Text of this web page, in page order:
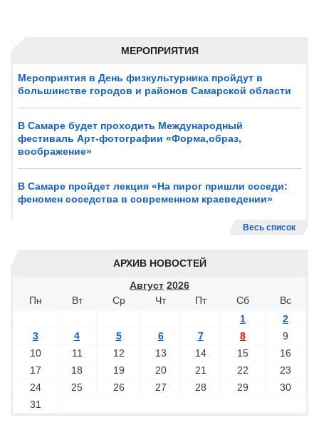
МЕРОПРИЯТИЯ
Мероприятия в День физкультурника пройдут в
большинстве городов и районов Самарской области
В Самаре будет проходить Международный
фестиваль Арт-фотографии «Форма,образ,
воображение»
В Самаре пройдет лекция «На пирог пришли соседи:
феномен соседства в современном краеведении»
Весь список
АРХИВ НОВОСТЕЙ
Август 2026
Пн
Вт Ср Чт Пт Сб
Вс
1
2
3
4 5 6 7 8
9
10
11 12 13 14 15
16
17
18 19 20 21 22
23
24
25 26 27 28 29
30
31